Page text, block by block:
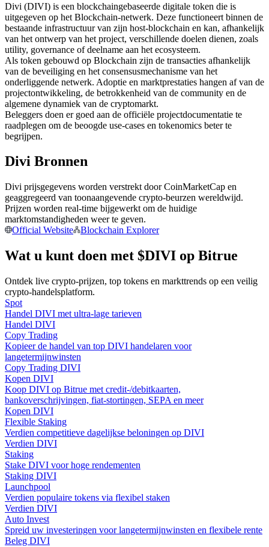
Kopiëren Handel
Sluit je aan bij top traders
Word een Copy Trader
Geniet van winstdeling en copy trading commissies
Informatie
Big data-analyse inclusief handelsinformatie, enz.
Gids
Futures-startgids
Divi (DIVI) is een blockchaingebaseerde digitale token die is
uitgegeven op het Blockchain-netwerk. Deze functioneert binnen de
bestaande infrastructuur van zijn host-blockchain en kan, afhankelijk
van het ontwerp van het project, verschillende doelen dienen, zoals
utility, governance of deelname aan het ecosysteem.
Als token gebouwd op Blockchain zijn de transacties afhankelijk
van de beveiliging en het consensusmechanisme van het
onderliggende netwerk. Adoptie en marktprestaties hangen af van de
projectontwikkeling, de betrokkenheid van de community en de
algemene dynamiek van de cryptomarkt.
Beleggers doen er goed aan de officiële projectdocumentatie te
raadplegen om de beoogde use-cases en tokenomics beter te
begrijpen.
Divi Bronnen
Divi prijsgegevens worden verstrekt door CoinMarketCap en
geaggregeerd van toonaangevende crypto-beurzen wereldwijd.
Prijzen worden real-time bijgewerkt om de huidige
marktomstandigheden weer te geven.
Official Website
Blockchain Explorer
Wat u kunt doen met $DIVI op Bitrue
Ontdek live crypto-prijzen, top tokens en markttrends op een veilig
crypto-handelsplatform.
Spot
Handel DIVI met ultra-lage tarieven
Handel DIVI
Copy Trading
Kopieer de handel van top DIVI handelaren voor
langetermijnwinsten
Copy Trading DIVI
Kopen DIVI
Koop DIVI op Bitrue met credit-/debitkaarten,
bankoverschrijvingen, fiat-stortingen, SEPA en meer
Kopen DIVI
Flexible Staking
Verdien competitieve dagelijkse beloningen op DIVI
Verdien DIVI
Staking
Stake DIVI voor hoge rendementen
Staking DIVI
Launchpool
Verdien populaire tokens via flexibel staken
Verdien DIVI
Auto Invest
Spreid uw investeringen voor langetermijnwinsten en flexibele rente
Beleg DIVI